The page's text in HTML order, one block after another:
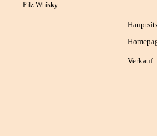
Verkauf :
Pilz Whisky